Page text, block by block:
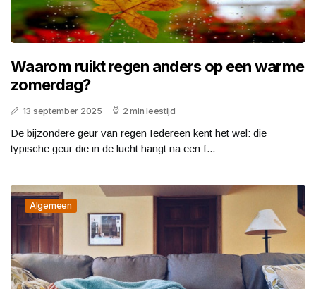
Waarom ruikt regen anders op een warme
zomerdag?
13 september 2025 2 min leestijd
De bijzondere geur van regen Iedereen kent het wel: die
typische geur die in de lucht hangt na een f...
Algemeen